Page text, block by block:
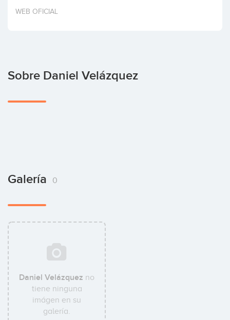
Invertir
WEB OFICIAL
Sobre Daniel Velázquez
Galería 0
Daniel Velázquez no
tiene ninguna
imágen en su
galería.